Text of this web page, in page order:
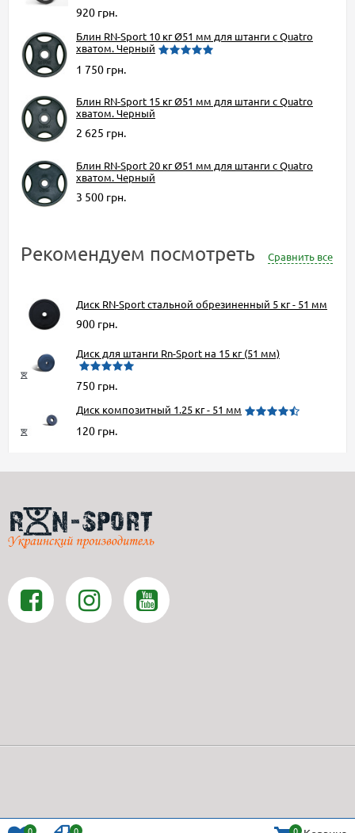
920 грн.
Блин RN-Sport 10 кг Ø51 мм для штанги с Quatro
хватом. Черный
1 750 грн.
Блин RN-Sport 15 кг Ø51 мм для штанги с Quatro
хватом. Черный
2 625 грн.
Блин RN-Sport 20 кг Ø51 мм для штанги с Quatro
хватом. Черный
3 500 грн.
Рекомендуем посмотреть Сравнить все
Диск RN-Sport стальной обрезиненный 5 кг - 51 мм
900 грн.
Диск для штанги Rn-Sport на 15 кг (51 мм)
750 грн.
Диск композитный 1.25 кг - 51 мм
120 грн.